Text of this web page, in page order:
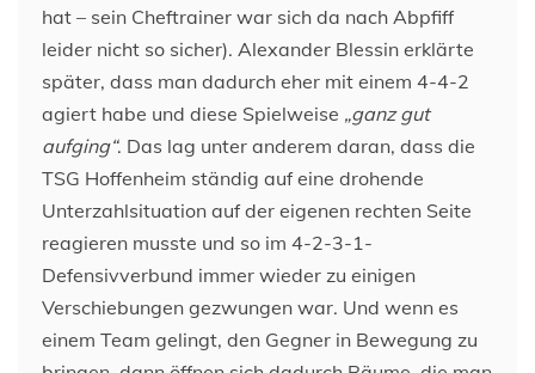
hat – sein Cheftrainer war sich da nach Abpfiff
leider nicht so sicher). Alexander Blessin erklärte
später, dass man dadurch eher mit einem 4-4-2
agiert habe und diese Spielweise „ganz gut
aufging“. Das lag unter anderem daran, dass die
TSG Hoffenheim ständig auf eine drohende
Unterzahlsituation auf der eigenen rechten Seite
reagieren musste und so im 4-2-3-1-
Defensivverbund immer wieder zu einigen
Verschiebungen gezwungen war. Und wenn es
einem Team gelingt, den Gegner in Bewegung zu